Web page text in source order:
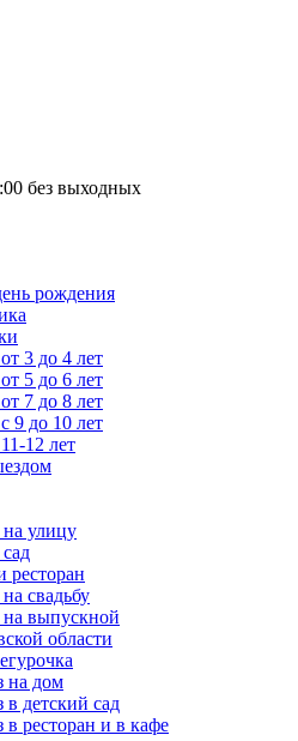
без выходных
рождения
3 до 4 лет
5 до 6 лет
7 до 8 лет
9 до 10 лет
12 лет
улицу
ресторан
свадьбу
выпускной
области
на дом
детский сад
ресторан и в кафе